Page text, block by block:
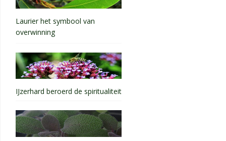
Laurier het symbool van
overwinning
IJzerhard beroerd de spiritualiteit